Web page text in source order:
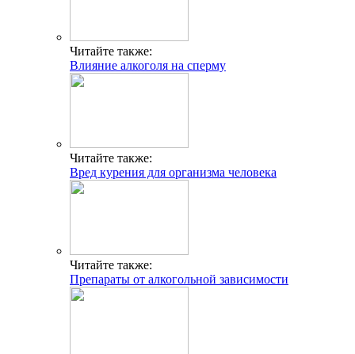
Читайте также:
Влияние алкоголя на сперму
Читайте также:
Вред курения для организма человека
Читайте также:
Препараты от алкогольной зависимости